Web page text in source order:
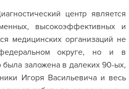
центр является
высокоэффективных и
медицинских организаций не
округе, но и в
была заложена в далеких 90-ых,
Игоря Васильевича и весь